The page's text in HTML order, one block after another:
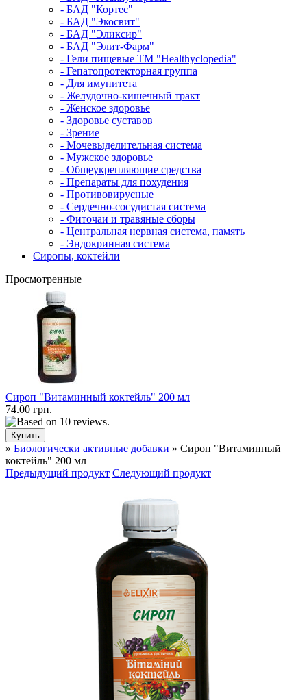
- БАД "Кортес"
- БАД "Экосвит"
- БАД "Эликсир"
- БАД "Элит-Фарм"
- Гели пищевые ТМ "Healthyclopedia"
- Гепатопротекторная группа
- Для имунитета
- Желудочно-кишечный тракт
- Женское здоровье
- Здоровье суставов
- Зрение
- Мочевыделительная система
- Мужское здоровье
- Общеукрепляющие средства
- Препараты для похудения
- Противовирусные
- Сердечно-сосудистая система
- Фиточаи и травяные сборы
- Центральная нервная система, память
- Эндокринная система
Сиропы, коктейли
Просмотренные
Сироп "Витаминный коктейль" 200 мл
74.00 грн.
» Биологически активные добавки » Сироп "Витаминный
коктейль" 200 мл
Предыдущий продукт Следующий продукт